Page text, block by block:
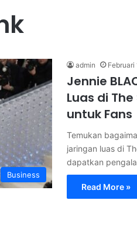
Business
admin Februari
Jennie
Luas di
untuk Fans
Temukan
jaringan luas di
dapatkan
Read More »